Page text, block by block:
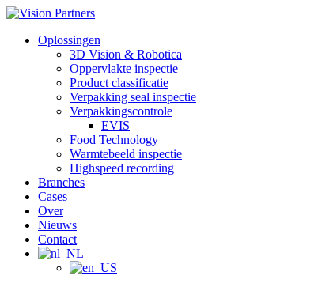
Ga
Oplossingen
3D Vision & Robotica
Oppervlakte inspectie
Product classificatie
Verpakking seal inspectie
Verpakkingscontrole
EVIS
Food Technology
Warmtebeeld inspectie
Highspeed recording
Branches
Cases
Over
Nieuws
Contact